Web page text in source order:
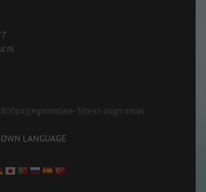
3{text-align:initial
LANGUAGE